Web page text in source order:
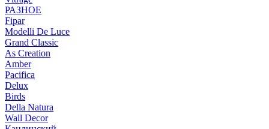
РАЗНОЕ
Fipar
Modelli De Luce
Grand Classic
As Creation
Amber
Pacifica
Delux
Birds
Della Natura
Wall Decor